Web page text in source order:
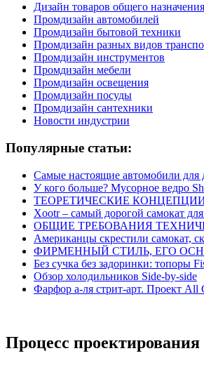
Дизайн товаров общего назначения
Промдизайн автомобилей
Промдизайн бытовой техники
Промдизайн разных видов
Промдизайн инструментов
Промдизайн мебели
Промдизайн освещения
Промдизайн посуды
Промдизайн сантехники
Новости индустрии
Популярные статьи:
Самые настоящие автомобили для
У кого больше? Мусорное ведро
ТЕОРЕТИЧЕСКИЕ
Xootr – самый дорогой самокат
ОБЩИЕ ТРЕБОВАНИЯ
Американцы скрестили самокат,
ФИРМЕННЫЙ СТИЛЬ, ЕГО
Без сучка без задоринки: топоры
Обзор холодильников Side-by-side
Фарфор а-ля стрит-арт. Проект All
Процесс